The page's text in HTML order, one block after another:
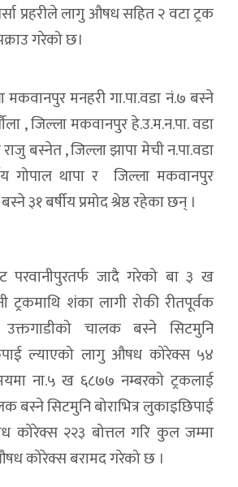
प्रहरीले लागु औषध सहित २ वटा ट्रक
गरेको छ।
मकवानपुर मनहरी गा.पा.वडा नं.७ बस्ने
, जिल्ला मकवानपुर हे.उ.म.न.पा. वडा
बस्नेत , जिल्ला झापा मेची न.पा.वडा
गोपाल थापा र जिल्ला मकवानपुर
३१ बर्षीय प्रमोद श्रेष्ठ रहेका छन् ।
परवानीपुरतर्फ जादै गरेको बा ३ ख
ट्रकमाथि शंका लागी रोकी रीतपूर्वक
उक्तगाडीको चालक बस्ने सिटमुनि
ल्याएको लागु औषध कोरेक्स ५४
ना.५ ख ६८७७ नम्बरको ट्रकलाई
बस्ने सिटमुनि बोराभित्र लुकाइछिपाई
कोरेक्स २२३ बोत्तल गरि कुल जम्मा
कोरेक्स बरामद गरेको छ ।